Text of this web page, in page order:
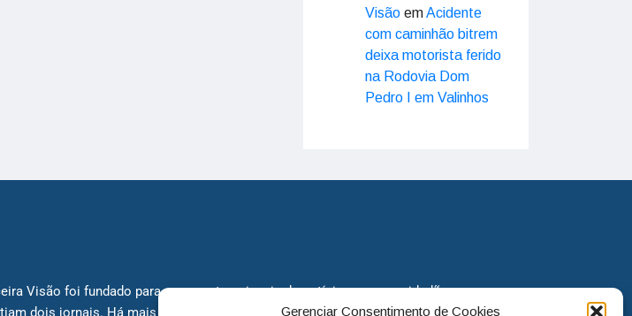
Gerenciar Consentimento de Cookies
Visão emAcidente
com caminhão bitrem
deixa motorista ferido
na Rodovia Dom
Pedro I em Valinhos
Visão foi fundado para ser uma terceira via de notícias para os cidadãos
dois jornais. Há mais de 30 anos, o jornal continua assumindo o papel